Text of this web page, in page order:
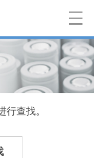
行查找。